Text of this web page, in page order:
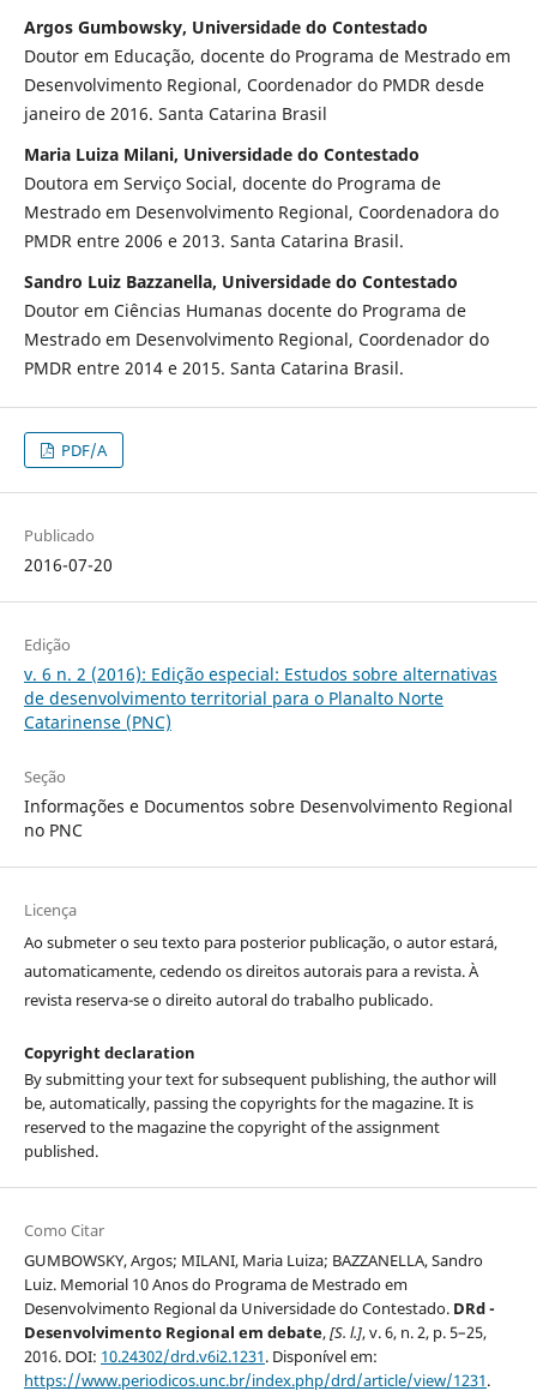
Argos Gumbowsky, Universidade do Contestado
Doutor em Educação, docente do Programa de Mestrado em
Desenvolvimento Regional, Coordenador do PMDR desde
janeiro de 2016. Santa Catarina Brasil
Maria Luiza Milani, Universidade do Contestado
Doutora em Serviço Social, docente do Programa de
Mestrado em Desenvolvimento Regional, Coordenadora do
PMDR entre 2006 e 2013. Santa Catarina Brasil.
Sandro Luiz Bazzanella, Universidade do Contestado
Doutor em Ciências Humanas docente do Programa de
Mestrado em Desenvolvimento Regional, Coordenador do
PMDR entre 2014 e 2015. Santa Catarina Brasil.
PDF/A
Publicado
2016-07-20
Edição
v. 6 n. 2 (2016): Edição especial: Estudos sobre alternativas
de desenvolvimento territorial para o Planalto Norte
Catarinense (PNC)
Seção
Informações e Documentos sobre Desenvolvimento Regional
no PNC
Licença
Ao submeter o seu texto para posterior publicação, o autor estará,
automaticamente, cedendo os direitos autorais para a revista. À
revista reserva-se o direito autoral do trabalho publicado.
Copyright declaration
By submitting your text for subsequent publishing, the author will
be, automatically, passing the copyrights for the magazine. It is
reserved to the magazine the copyright of the assignment
published.
Como Citar
GUMBOWSKY, Argos; MILANI, Maria Luiza; BAZZANELLA, Sandro
Luiz. Memorial 10 Anos do Programa de Mestrado em
Desenvolvimento Regional da Universidade do Contestado. DRd -
Desenvolvimento Regional em debate,[S. l.], v. 6, n. 2, p. 5–25,
2016. DOI: 10.24302/drd.v6i2.1231. Disponível em:
https://www.periodicos.unc.br/index.php/drd/article/view/1231.